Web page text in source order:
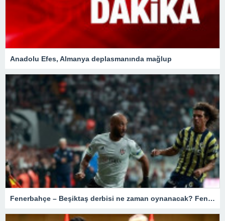
Anadolu Efes, Almanya deplasmanında mağlup
Fenerbahçe – Beşiktaş derbisi ne zaman oynanacak? Fenerbahçe Beşiktaş derbisi bu hafta mı?